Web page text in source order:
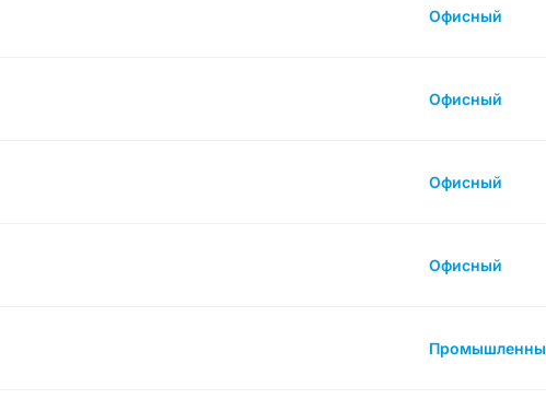
Офисный
Офисный
Офисный
Офисный